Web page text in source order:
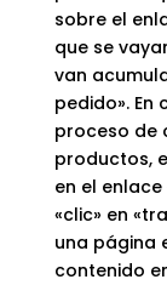
sobre el
que se
van
pedido».
proceso de
productos,
en el
«clic» en
una página
contenido